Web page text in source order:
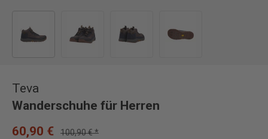
Teva
Wanderschuhe für Herren
60,90 €
100,90 € *